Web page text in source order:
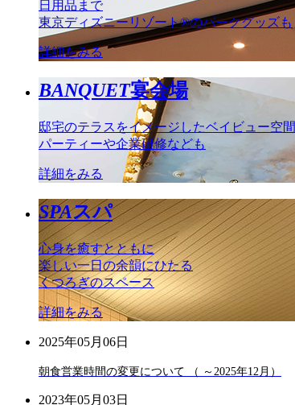
日用品まで
東京ディズニーリゾート®のパークグッズも
詳細をみる
BANQUET宴会場
邸宅のテラスをイメージしたベイビュー空間
パーティーや企業研修なども
詳細をみる
SPAスパ
心身を癒すとともに
楽しい一日の余韻にひたる
くつろぎのスペース
詳細をみる
2025年05月06日
朝食営業時間の変更について （ ～2025年12月）
2023年05月03日